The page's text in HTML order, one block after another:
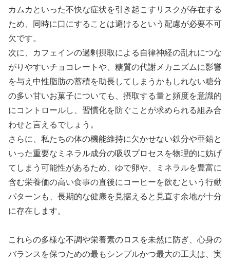
カムカといった不快な症状を引き起こすリスクが存在する
ため、同時に口にすることは避けるという配慮が必要不可
欠です。
次に、カフェインの過剰摂取による自律神経の乱れにつな
がりやすいチョコレートや、糖質の代謝メカニズムに影響
を与え中性脂肪の蓄積を助長してしまうかもしれない糖分
の多い甘いお菓子についても、摂取する量と頻度を意識的
にコントロールし、習慣化を防ぐことが求められる組み合
わせと言えるでしょう。
さらに、私たちの体の機能維持に欠かせない鉄分や亜鉛と
いった重要なミネラル成分の吸収プロセスを物理的に妨げ
てしまう可能性があるため、ゆで卵や、ミネラルを豊富に
含む栄養価の高い食事の直後にコーヒーを飲むという行動
パターンも、長期的な健康を見据えると見直す余地が十分
に存在します。
これらの多様な不調や栄養素のロスを未然に防ぎ、心身の
バランスを保つための最もシンプルかつ最大の工夫は、実